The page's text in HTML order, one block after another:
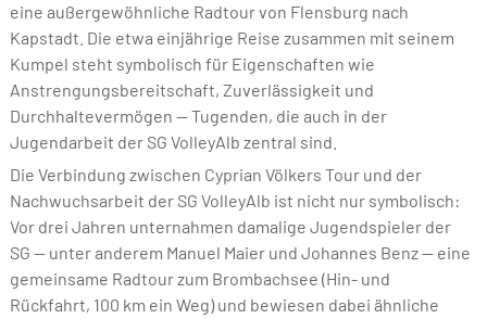
eine außergewöhnliche Radtour von Flensburg nach
Kapstadt. Die etwa einjährige Reise zusammen mit seinem
Kumpel steht symbolisch für Eigenschaften wie
Anstrengungsbereitschaft, Zuverlässigkeit und
Durchhaltevermögen — Tugenden, die auch in der
Jugendarbeit der SG VolleyAlb zentral sind.
Die Verbindung zwischen Cyprian Völkers Tour und der
Nachwuchsarbeit der SG VolleyAlb ist nicht nur symbolisch:
Vor drei Jahren unternahmen damalige Jugendspieler der
SG — unter anderem Manuel Maier und Johannes Benz — eine
gemeinsame Radtour zum Brombachsee (Hin- und
Rückfahrt, 100 km ein Weg) und bewiesen dabei ähnliche